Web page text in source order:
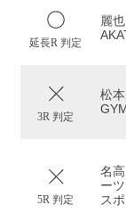
延長R 判定
麗
3R 判定
松
GYM
5R 判定
名
ー
ス